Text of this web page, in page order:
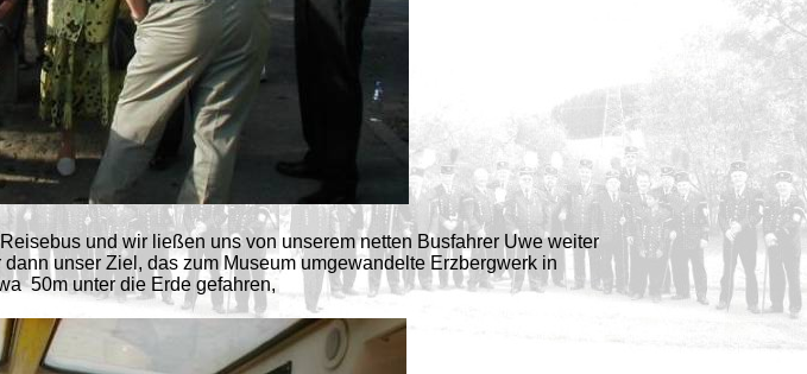
und wir ließen uns von unserem netten Busfahrer Uwe weiter
unser Ziel, das zum Museum umgewandelte Erzbergwerk in
50m unter die Erde gefahren,